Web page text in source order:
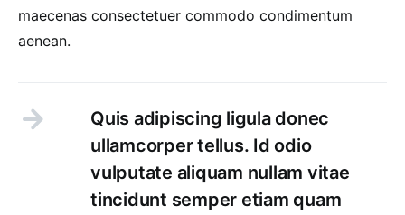
maecenas consectetuer commodo condimentum
aenean.
Quis adipiscing ligula donec
ullamcorper tellus. Id odio
vulputate aliquam nullam vitae
tincidunt semper etiam quam